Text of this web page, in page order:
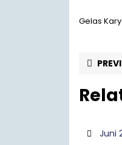
Gelas
Juni